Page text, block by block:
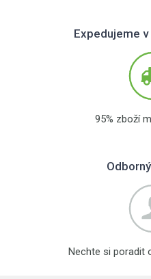
Expedujeme
95% zboží
Nechte si poradit